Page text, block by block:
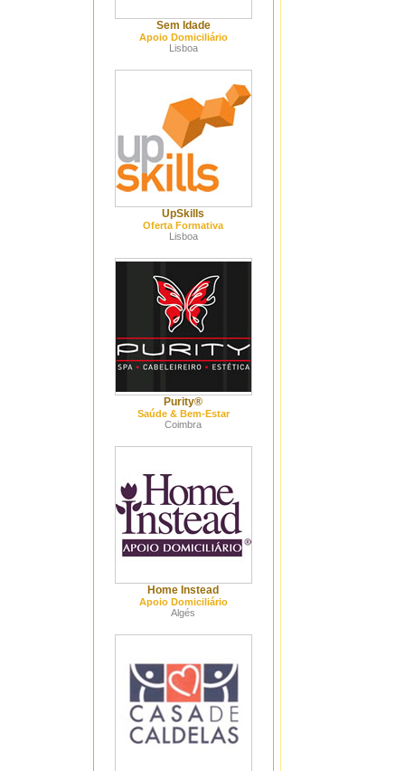
Sem Idade
Apoio Domiciliário
Lisboa
UpSkills
Oferta Formativa
Lisboa
Purity®
Saúde & Bem-Estar
Coimbra
Home Instead
Apoio Domiciliário
Algés